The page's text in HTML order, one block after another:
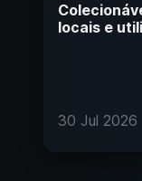
locais e
30 Jul 2026